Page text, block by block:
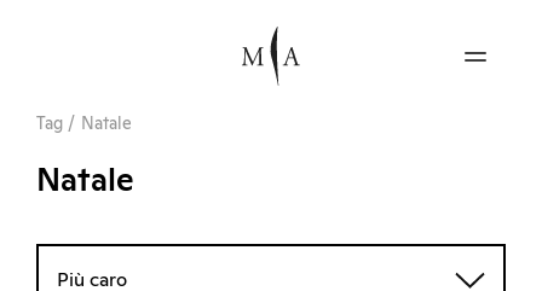
Tag / Natale
Natale
Più caro